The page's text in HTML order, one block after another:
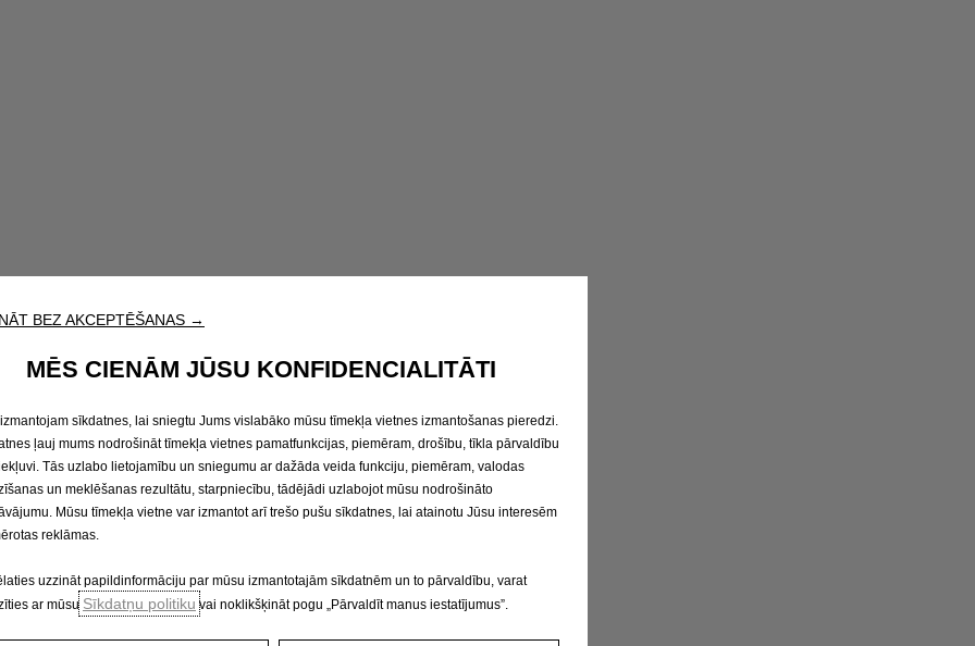
BEZ AKCEPTĒŠANAS →
MĒS CIENĀM JŪSU KONFIDENCIALITĀTI
sīkdatnes, lai sniegtu Jums vislabāko mūsu tīmekļa vietnes izmantošanas pieredzi.
ļauj mums nodrošināt tīmekļa vietnes pamatfunkcijas, piemēram, drošību, tīkla pārvaldību
Tās uzlabo lietojamību un sniegumu ar dažāda veida funkciju, piemēram, valodas
un meklēšanas rezultātu, starpniecību, tādējādi uzlabojot mūsu nodrošināto
Mūsu tīmekļa vietne var izmantot arī trešo pušu sīkdatnes, lai atainotu Jūsu interesēm
reklāmas.
uzzināt papildinformāciju par mūsu izmantotajām sīkdatnēm un to pārvaldību, varat
ar mūsu Sīkdatņu politiku vai noklikšķināt pogu „Pārvaldīt manus iestatījumus”.